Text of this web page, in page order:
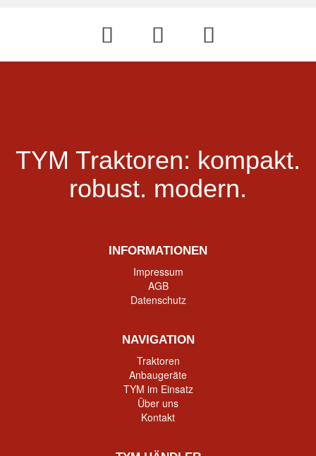
TYM Traktoren: kompakt.
robust. modern.
INFORMATIONEN
Impressum
AGB
Datenschutz
NAVIGATION
Traktoren
Anbaugeräte
TYM im Einsatz
Über uns
Kontakt